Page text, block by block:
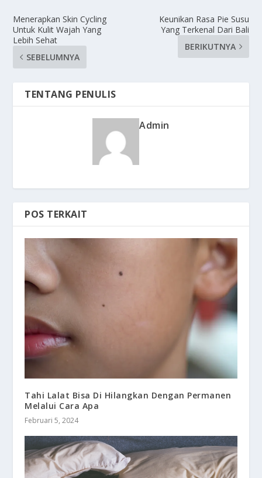
Menerapkan Skin Cycling
Untuk Kulit Wajah Yang
Lebih Sehat
SEBELUMNYA
Keunikan Rasa Pie Susu
Yang Terkenal Dari Bali
BERIKUTNYA
TENTANG PENULIS
Admin
POS TERKAIT
Tahi Lalat Bisa Di Hilangkan Dengan Permanen
Melalui Cara Apa
Februari 5, 2024